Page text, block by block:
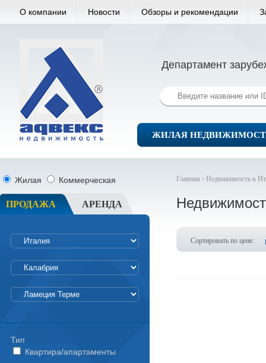
О компании Новости Обзоры и рекомендации
Департамент
ЖИЛАЯ
Главная › Недвижимость в
Сортировать по цене:
Жилая Коммерческая
ПРОДАЖА АРЕНДА
Тип
Квартира/апартаменты